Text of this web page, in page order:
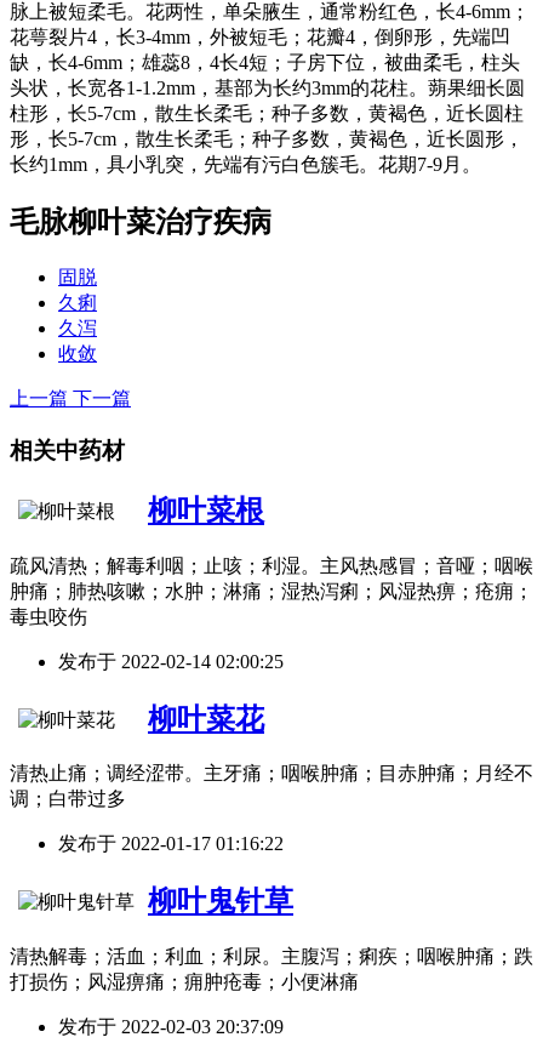
脉上被短柔毛。花两性，单朵腋生，通常粉红色，长4-6mm；
花萼裂片4，长3-4mm，外被短毛；花瓣4，倒卵形，先端凹
缺，长4-6mm；雄蕊8，4长4短；子房下位，被曲柔毛，柱头
头状，长宽各1-1.2mm，基部为长约3mm的花柱。蒴果细长圆
柱形，长5-7cm，散生长柔毛；种子多数，黄褐色，近长圆柱
形，长5-7cm，散生长柔毛；种子多数，黄褐色，近长圆形，
长约1mm，具小乳突，先端有污白色簇毛。花期7-9月。
毛脉柳叶菜治疗疾病
固脱
久痢
久泻
收敛
上一篇 下一篇
相关中药材
柳叶菜根
疏风清热；解毒利咽；止咳；利湿。主风热感冒；音哑；咽喉
肿痛；肺热咳嗽；水肿；淋痛；湿热泻痢；风湿热痹；疮痈；
毒虫咬伤
发布于 2022-02-14 02:00:25
柳叶菜花
清热止痛；调经涩带。主牙痛；咽喉肿痛；目赤肿痛；月经不
调；白带过多
发布于 2022-01-17 01:16:22
柳叶鬼针草
清热解毒；活血；利血；利尿。主腹泻；痢疾；咽喉肿痛；跌
打损伤；风湿痹痛；痈肿疮毒；小便淋痛
发布于 2022-02-03 20:37:09